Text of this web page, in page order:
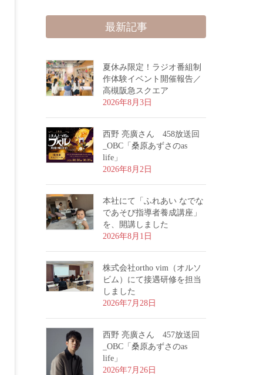
最新記事
夏休み限定！ラジオ番組制
作体験イベント開催報告／
高槻阪急スクエア
2026年8月3日
西野 亮廣さん 458放送回
_OBC「桑原あずさのas
life」
2026年8月2日
本社にて「ふれあい なでな
であそび指導者養成講座」
を、開講しました
2026年8月1日
株式会社ortho vim（オルソ
ビム）にて接遇研修を担当
しました
2026年7月28日
西野 亮廣さん 457放送回
_OBC「桑原あずさのas
life」
2026年7月26日